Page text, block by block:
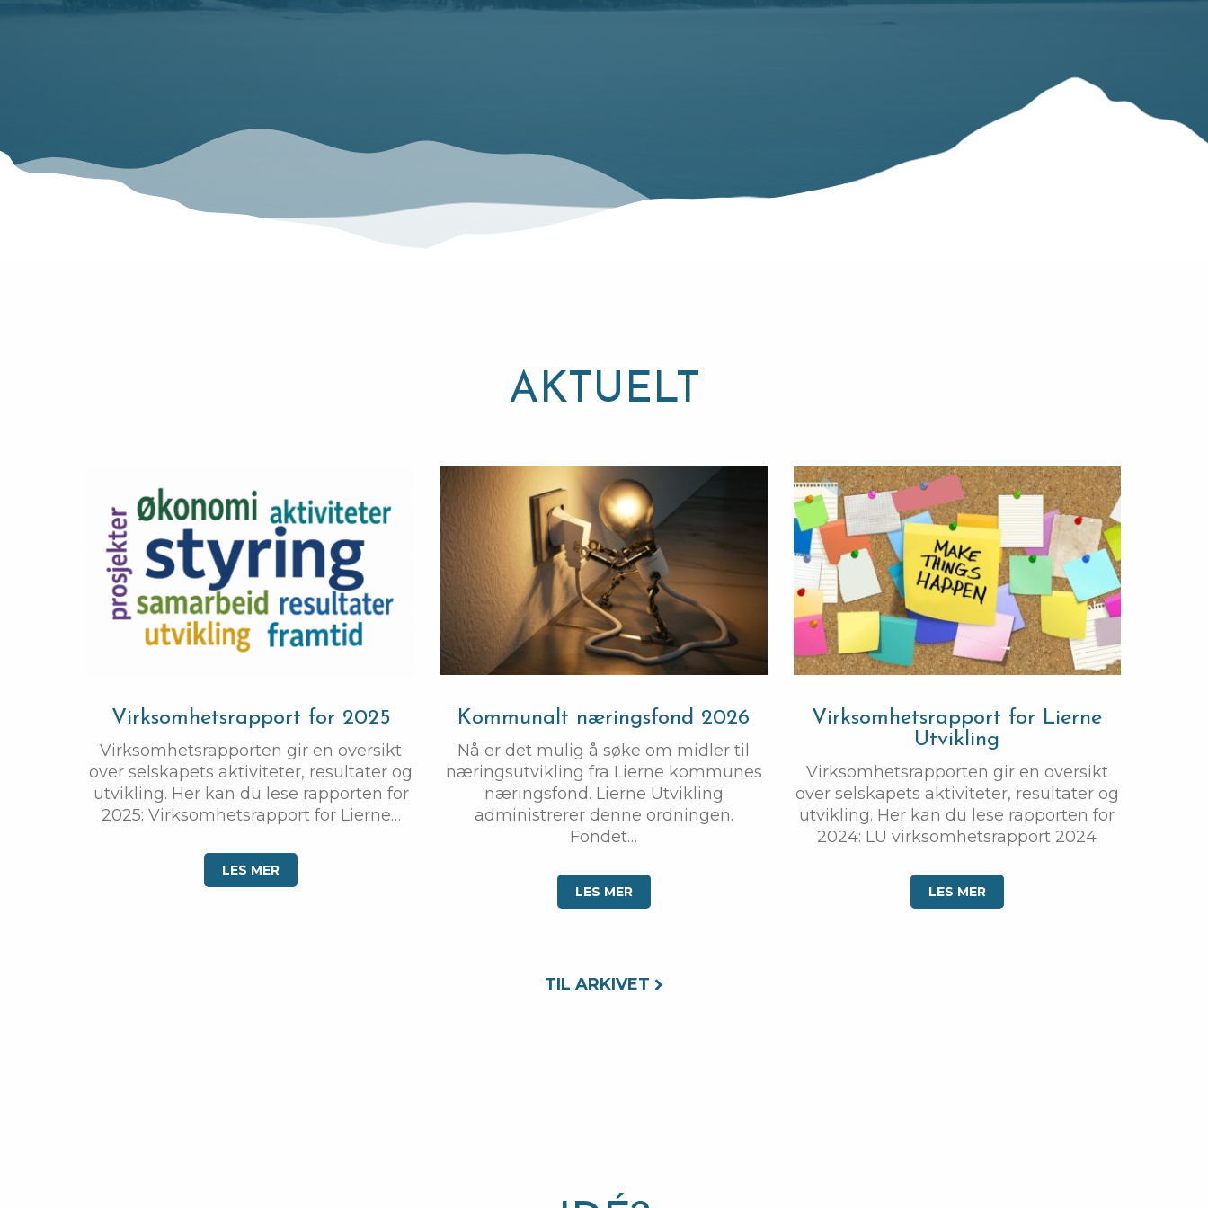
AKTUELT
Virksomhetsrapport for 2025
Virksomhetsrapporten gir en oversikt
over selskapets aktiviteter, resultater og
utvikling. Her kan du lese rapporten for
2025: Virksomhetsrapport for Lierne…
LES MER
Kommunalt næringsfond 2026
Nå er det mulig å søke om midler til
næringsutvikling fra Lierne kommunes
næringsfond. Lierne Utvikling
administrerer denne ordningen.
Fondet…
LES MER
Virksomhetsrapport for Lierne
Utvikling
Virksomhetsrapporten gir en oversikt
over selskapets aktiviteter, resultater og
utvikling. Her kan du lese rapporten for
2024: LU virksomhetsrapport 2024
LES MER
TIL ARKIVET